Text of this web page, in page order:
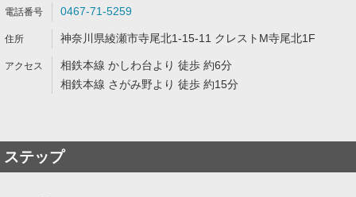
0467-71-5259
神奈川県綾瀬市寺尾北1-15-11 クレストM寺尾北1F
相鉄本線 かしわ台より 徒歩 約6分
相鉄本線 さがみ野より 徒歩 約15分
ステップ